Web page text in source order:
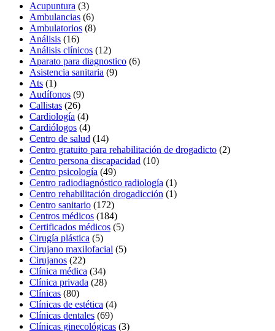
Acupuntura (3)
Ambulancias (6)
Ambulatorios (8)
Análisis (16)
Análisis clínicos (12)
Aparato para diagnostico (6)
Asistencia sanitaria (9)
Ats (1)
Audífonos (9)
Callistas (26)
Cardiología (4)
Cardiólogos (4)
Centro de salud (14)
Centro gratuito para rehabilitación de drogadicto (2)
Centro persona discapacidad (10)
Centro psicología (49)
Centro radiodiagnóstico radiología (1)
Centro rehabilitación drogadicción (1)
Centro sanitario (172)
Centros médicos (184)
Certificados médicos (5)
Cirugía plástica (5)
Cirujano maxilofacial (5)
Cirujanos (22)
Clínica médica (34)
Clínica privada (28)
Clínicas (80)
Clínicas de estética (4)
Clínicas dentales (69)
Clínicas ginecológicas (3)